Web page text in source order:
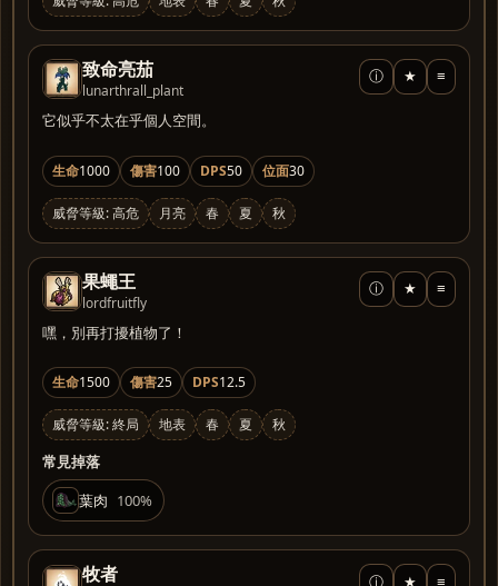
致命亮茄
lunarthrall_plant
ⓘ ★ ≡
它似乎不太在乎個人空間。
生命1000 傷害100 DPS50 位面30
威脅等級: 高危 月亮 春 夏 秋
果蠅王
lordfruitfly
ⓘ ★ ≡
嘿，別再打擾植物了！
生命1500 傷害25 DPS12.5
威脅等級: 終局 地表 春 夏 秋
常見掉落
葉肉 100%
牧者 ⓘ ★ ≡